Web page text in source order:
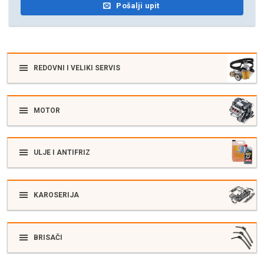
Pošalji upit
REDOVNI I VELIKI SERVIS
MOTOR
ULJE I ANTIFRIZ
KAROSERIJA
BRISAČI